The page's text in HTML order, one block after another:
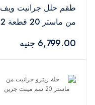
طقم حلل جرانيت ويف
من ماستر 20 قطعة 2
قطع - رمادي
6,799.00 جنيه